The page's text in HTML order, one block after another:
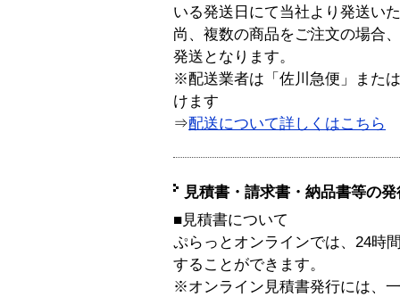
いる発送日にて当社より発送い
尚、複数の商品をご注文の場合
発送となります。
※配送業者は「佐川急便」また
けます
⇒配送について詳しくはこちら
見積書・請求書・納品書等の
■見積書について
ぷらっとオンラインでは、24時
することができます。
※オンライン見積書発行には、